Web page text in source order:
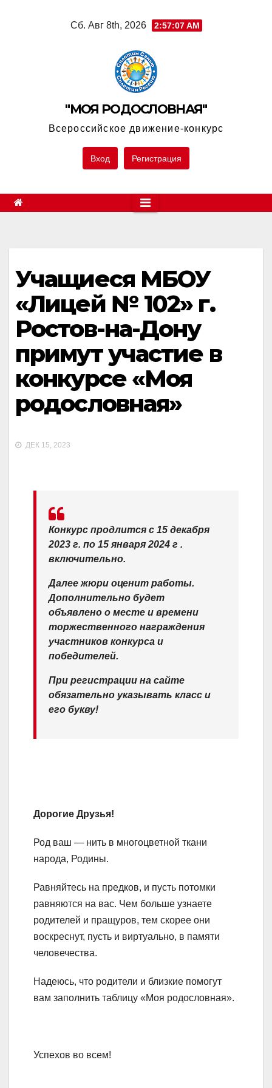
Сб. Авг 8th, 2026 2:57:07 AM
"МОЯ РОДОСЛОВНАЯ"
Всероссийское движение-конкурс
Вход Регистрация
Учащиеся МБОУ
«Лицей № 102» г.
Ростов-на-Дону
примут участие в
конкурсе «Моя
родословная»
ДЕК 15, 2023
Конкурс продлится с 15 декабря
2023 г. по 15 января 2024 г .
включительно.
Далее жюри оценит работы.
Дополнительно будет
объявлено о месте и времени
торжественного награждения
участников конкурса и
победителей.
При регистрации на сайте
обязательно указывать класс и
его букву!
Дорогие Друзья!
Род ваш — нить в многоцветной ткани
народа, Родины.
Равняйтесь на предков, и пусть потомки
равняются на вас. Чем больше узнаете
родителей и пращуров, тем скорее они
воскреснут, пусть и виртуально, в памяти
человечества.
Надеюсь, что родители и близкие помогут
вам заполнить таблицу «Моя родословная».
Успехов во всем!